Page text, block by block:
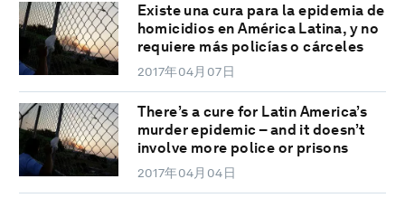
Existe una cura para la epidemia de
homicidios en América Latina, y no
requiere más policías o cárceles
2017年04月07日
There’s a cure for Latin America’s
murder epidemic – and it doesn’t
involve more police or prisons
2017年04月04日